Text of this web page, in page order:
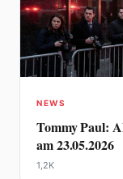
NEWS
Tommy Paul:
am 23.05.2026
1,2K